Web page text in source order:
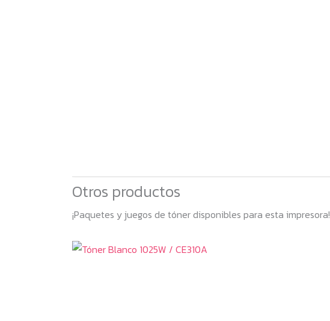
Otros productos
¡Paquetes y juegos de tóner disponibles para esta impresora!